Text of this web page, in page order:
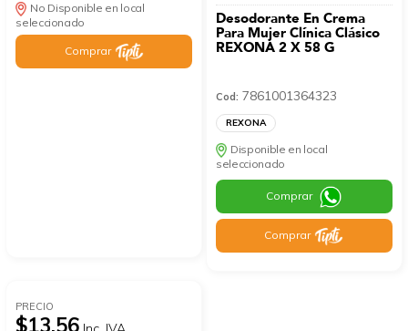
No Disponible en local
seleccionado
Comprar
Desodorante En Crema
Para Mujer Clínica Clásico
REXONA 2 X 58 G
Cod: 7861001364323
REXONA
Disponible en local
seleccionado
Comprar
Comprar
PRECIO
$13.56